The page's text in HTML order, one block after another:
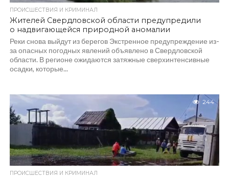
ПРОИСШЕСТВИЯ И КРИМИНАЛ
Жителей Свердловской области предупредили
о надвигающейся природной аномалии
Реки снова выйдут из берегов Экстренное предупреждение из-
за опасных погодных явлений объявлено в Свердловской
области. В регионе ожидаются затяжные сверхинтенсивные
осадки, которые...
244
ПРОИСШЕСТВИЯ И КРИМИНАЛ